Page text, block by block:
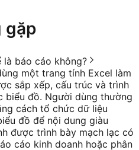
gặp
báo cáo không?
một trang tính Excel làm
sắp xếp, cấu trúc và trình
biểu đồ. Người dùng thường
cách tổ chức dữ liệu
đồ để nội dung giàu
được trình bày mạch lạc có
cáo kinh doanh hoặc phân